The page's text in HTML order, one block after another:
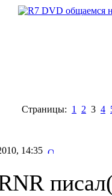
Страницы: 1 2 3 4
14:35